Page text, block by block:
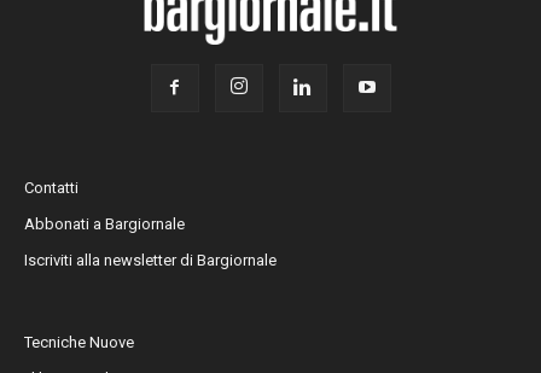
Contatti
Abbonati a Bargiornale
Iscriviti alla newsletter di Bargiornale
Tecniche Nuove